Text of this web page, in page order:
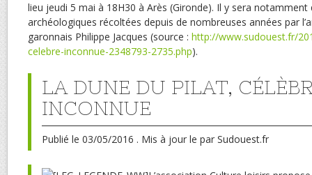
lieu jeudi 5 mai à 18H30 à Arès (Gironde). Il y sera
archéologiques récoltées depuis de nombreuses années par
garonnais Philippe Jacques (source : http://www.sudouest.fr/
celebre-inconnue-2348793-2735.php).
LA DUNE DU PILAT,
INCONNUE
Publié le 03/05/2016 . Mis à jour le par Sudouest.fr